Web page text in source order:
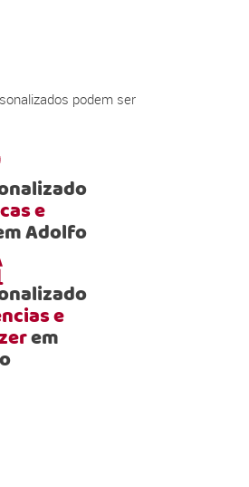
podem ser
e
Adolfo
e
em